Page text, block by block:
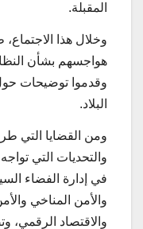
المقبلة.
وخلال هذا
هواجسهم بشأن
وقدموا توضيحات
البلاد.
ومن القضايا التي
والتحديات التي
في إدارة الفضاء
والأمن المناخي
والاقتصاد الرقمي،